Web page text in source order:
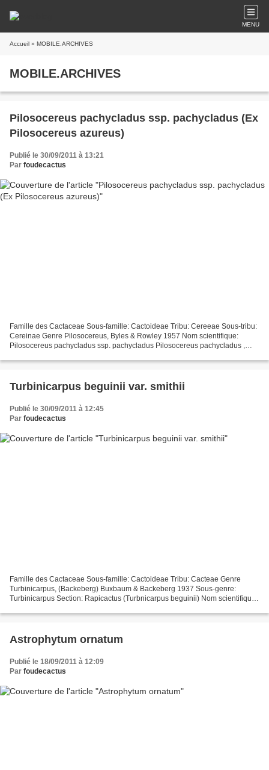
MENU
Accueil » MOBILE.ARCHIVES
MOBILE.ARCHIVES
Pilosocereus pachycladus ssp. pachycladus (Ex
Pilosocereus azureus)
Publié le 30/09/2011 à 13:21
Par foudecactus
Famille des Cactaceae Sous-famille: Cactoideae Tribu: Cereeae Sous-tribu:
Cereinae Genre Pilosocereus, Byles & Rowley 1957 Nom scientifique:
Pilosocereus pachycladus ssp. pachycladus Pilosocereus pachycladus ,
Turbinicarpus beguinii var. smithii
Publié le 30/09/2011 à 12:45
Par foudecactus
Famille des Cactaceae Sous-famille: Cactoideae Tribu: Cacteae Genre
Turbinicarpus, (Backeberg) Buxbaum & Backeberg 1937 Sous-genre:
Turbinicarpus Section: Rapicactus (Turbnicarpus beguinii) Nom scientifique:
Astrophytum ornatum
Publié le 18/09/2011 à 12:09
Par foudecactus